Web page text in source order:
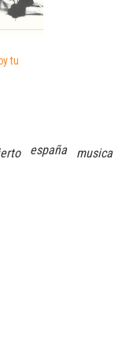
tu
españa musica